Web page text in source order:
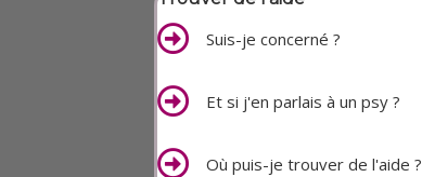
Suis-je concerné ?
Et si j'en parlais à un psy ?
Où puis-je trouver de l'aide ?